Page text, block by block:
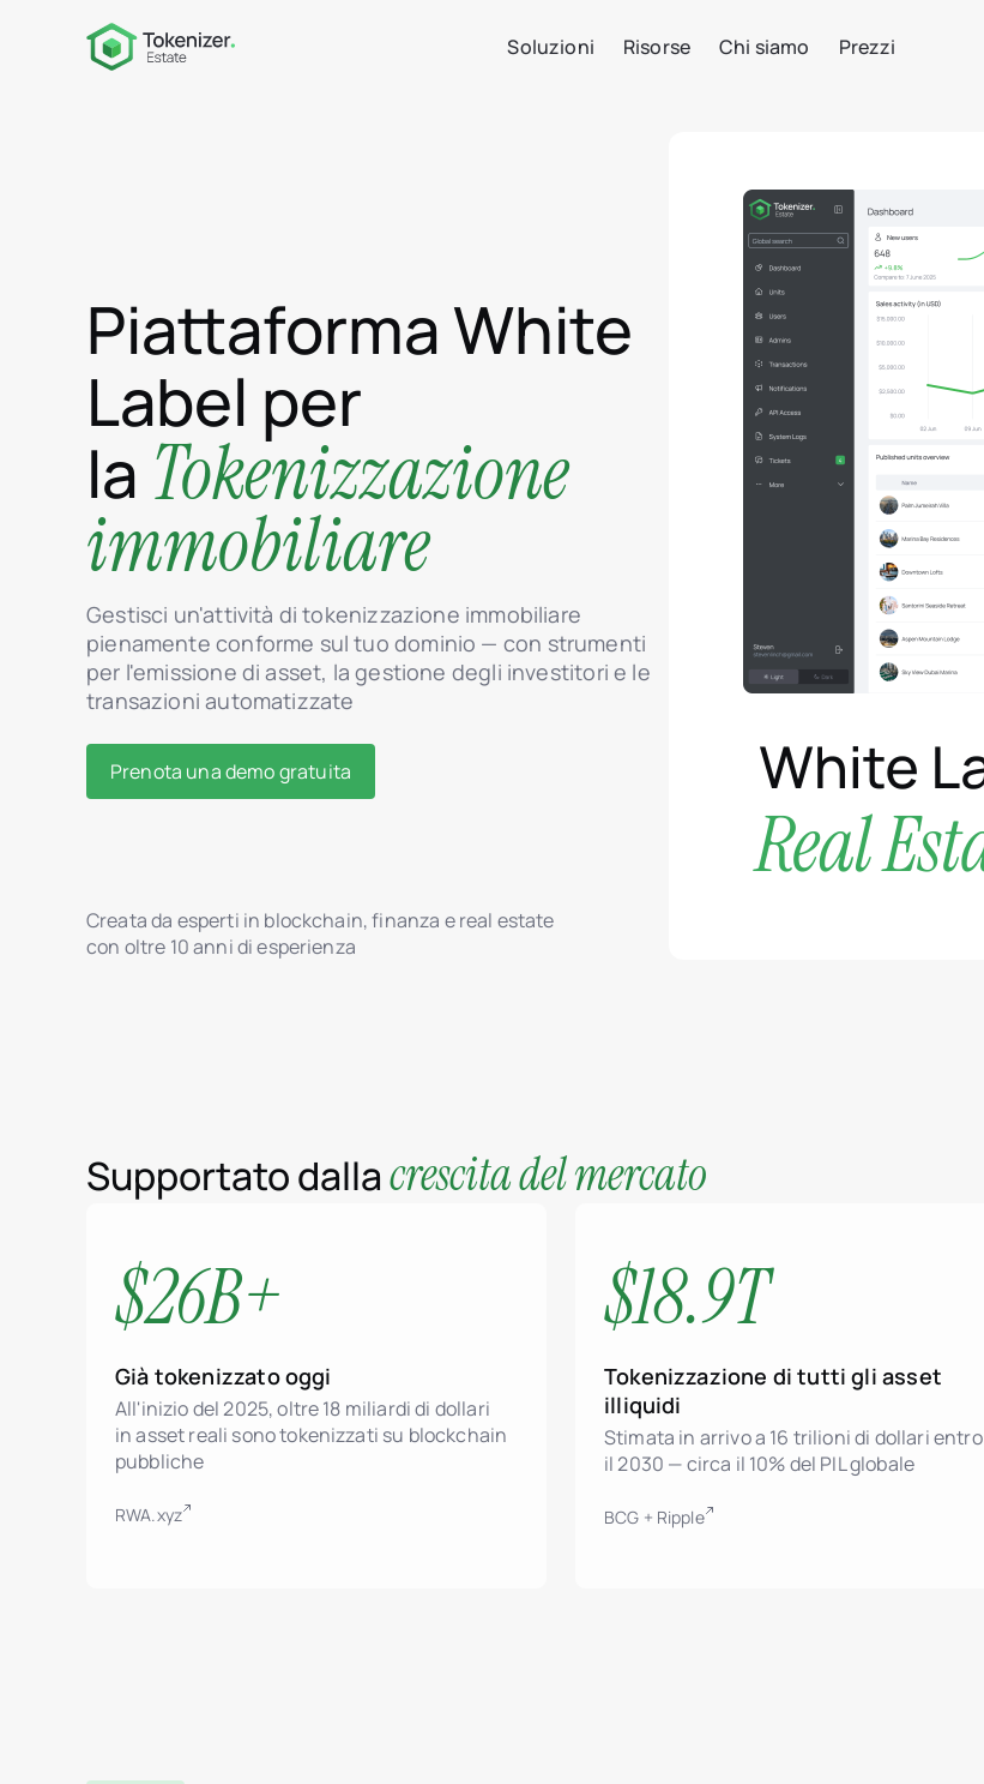
Soluzioni Risorse Chi siamo Prezzi
Piattaforma White
Label per
la Tokenizzazione
immobiliare
Gestisci un'attività di tokenizzazione immobiliare
pienamente conforme sul tuo dominio — con strumenti
per l'emissione di asset, la gestione degli investitori e le
transazioni automatizzate
Prenota una demo gratuita
Creata da esperti in blockchain, finanza e real estate
con oltre 10 anni di esperienza
Supportato dallacrescita del mercato
$26B+
Già tokenizzato oggi
All'inizio del 2025, oltre 18 miliardi di dollari
in asset reali sono tokenizzati su blockchain
pubbliche
RWA.xyz
$18.9T
Tokenizzazione di tutti gli asset
illiquidi
Stimata in arrivo a 16 trilioni di dollari entro
il 2030 — circa il 10% del PIL globale
BCG + Ripple